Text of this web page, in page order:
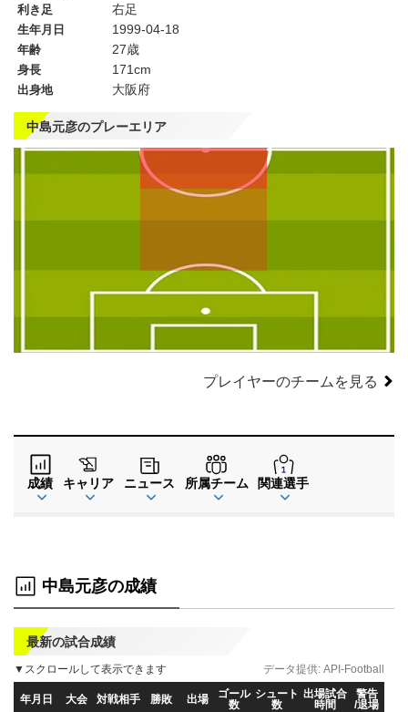
利き足 右足
生年月日 1999-04-18
年齢 27歳
身長 171cm
出身地 大阪府
中島元彦のプレーエリア
左
WG
CF
右
WG
CMF
CB
SB
GK
プレイヤーのチームを見る
成績 キャリア ニュース 所属チーム 関連選手
中島元彦の成績
最新の試合成績
▼スクロールして表示できます
年月日 大会 対戦相手 勝敗 出場
ゴール
数
シュート
数
出場試合
時間
警告
/退場
データ提供: API-Football